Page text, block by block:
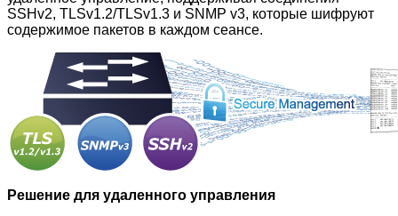
SSHv2, TLSv1.2/TLSv1.3 и SNMP v3, которые шифруют
содержимое пакетов в каждом сеансе.
Решение для удаленного управления